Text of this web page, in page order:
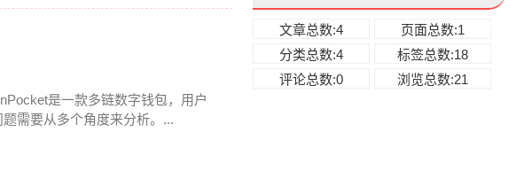
是一款多链数字钱包，用户
需要从多个角度来分析。...
文章总数:4
页面总数:1
分类总数:4
标签总数:18
评论总数:0
浏览总数:21